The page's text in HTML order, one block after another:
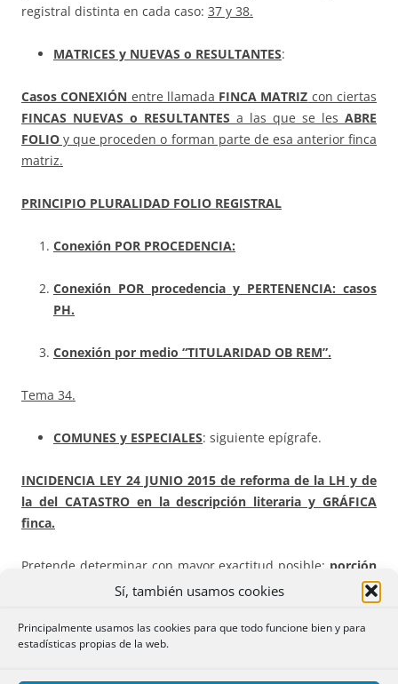
Sí, también usamos cookies
Principalmente usamos las cookies para que todo funcione bien y para
estadísticas propias de la web.
registral distinta en cada caso: 37 y 38.
MATRICES y NUEVAS o RESULTANTES:
Casos CONEXIÓN entre llamada FINCA MATRIZ con ciertas
FINCAS NUEVAS o RESULTANTES a las que se les ABRE
FOLIO y que proceden o forman parte de esa anterior finca
matriz.
PRINCIPIO PLURALIDAD FOLIO REGISTRAL
Conexión POR PROCEDENCIA:
Conexión POR procedencia y PERTENENCIA: casos
PH.
Conexión por medio “TITULARIDAD OB REM”.
Tema 34.
COMUNES y ESPECIALES: siguiente epígrafe.
INCIDENCIA LEY 24 JUNIO 2015 de reforma de la LH y de
la del CATASTRO en la descripción literaria y GRÁFICA
finca.
Pretende determinar con mayor exactitud posible: porción
de terreno sobra la que RP proyecta sus efectos
a través
inaplazable coordinación Catastro-Registro, buscando
coordinación no sólo literaria, sino también gráfica finca.